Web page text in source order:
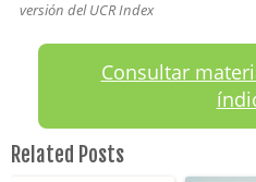
versión del UCR Index
Consultar
Related Posts